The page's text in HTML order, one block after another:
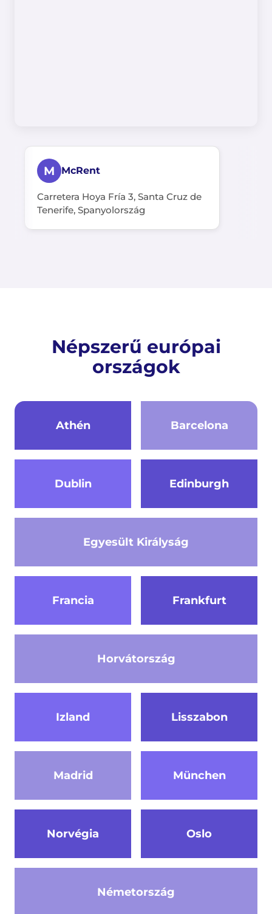
M McRent
Carretera Hoya Fría 3, Santa Cruz de
Tenerife, Spanyolország
Népszerű európai
országok
Athén Barcelona
Dublin Edinburgh
Egyesült Királyság
Francia Frankfurt
Horvátország
Izland Lisszabon
Madrid München
Norvégia
Németország
Oslo